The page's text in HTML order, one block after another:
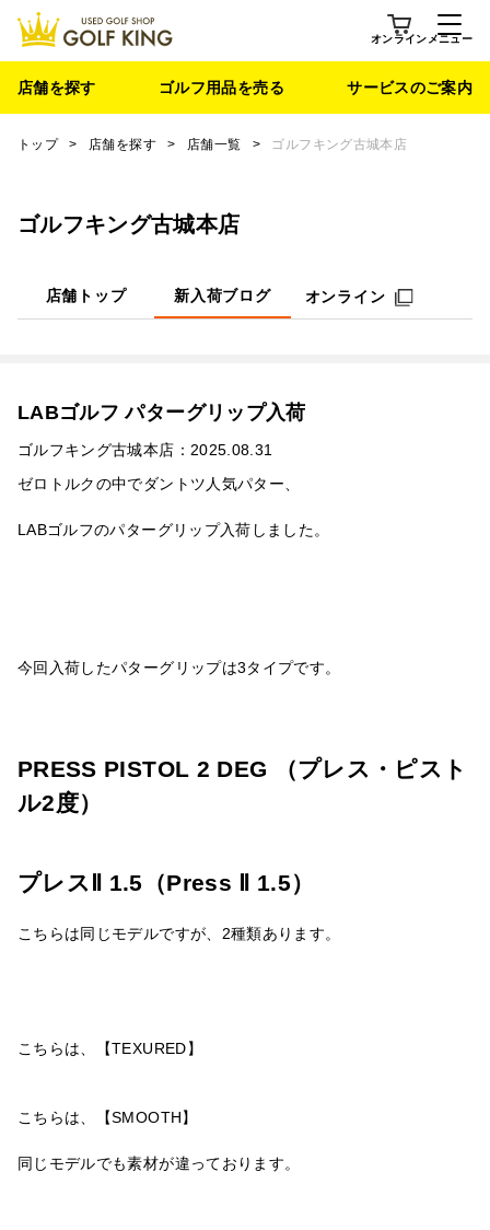
オンライン メニュー
店舗を探す ゴルフ用品を売る サービスのご案内
トップ > 店舗を探す > 店舗一覧 > ゴルフキング古城本店
ゴルフキング古城本店
店舗トップ 新入荷ブログ オンライン
LABゴルフ パターグリップ入荷
ゴルフキング古城本店：2025.08.31
ゼロトルクの中でダントツ人気パター、
LABゴルフのパターグリップ入荷しました。
今回入荷したパターグリップは3タイプです。
PRESS PISTOL 2 DEG （プレス・ピスト
ル2度）
プレスⅡ 1.5（Press Ⅱ 1.5）
こちらは同じモデルですが、2種類あります。
こちらは、【TEXURED】
こちらは、【SMOOTH】
同じモデルでも素材が違っております。